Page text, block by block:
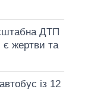
ДТП
є жертви та
із 12